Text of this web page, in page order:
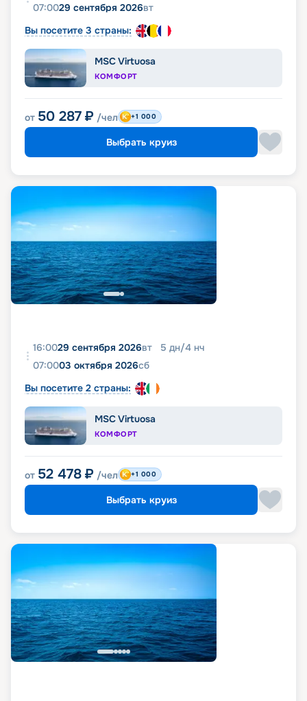
07:0029 сентября 2026вт
Вы посетите 3 страны:
MSC Virtuosa
КОМФОРТ
от 50 287 ₽ /чел +1 000
Выбрать круиз
16:0029 сентября 2026вт 5 дн/4 нч
07:0003 октября 2026сб
Вы посетите 2 страны:
MSC Virtuosa
КОМФОРТ
от 52 478 ₽ /чел +1 000
Выбрать круиз